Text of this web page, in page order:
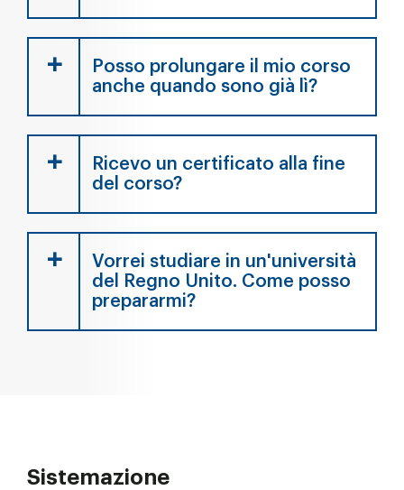
Posso prolungare il mio corso
anche quando sono già lì?
Ricevo un certificato alla fine
del corso?
Vorrei studiare in un'università
del Regno Unito. Come posso
prepararmi?
Sistemazione